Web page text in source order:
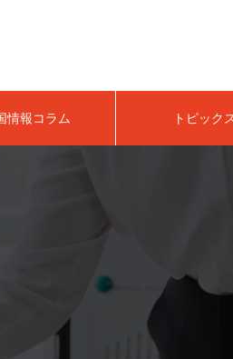
情報コラム トピック